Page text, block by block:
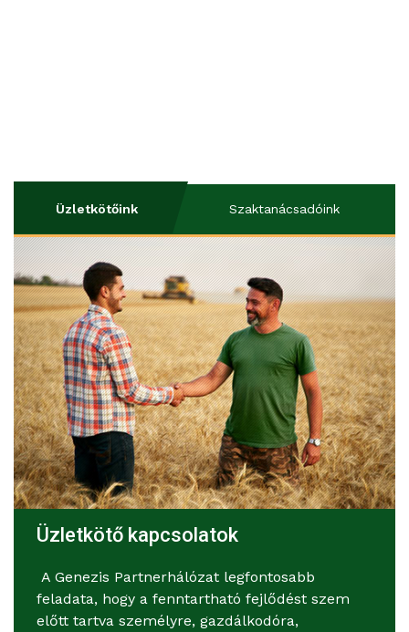
Üzletkötőink Szaktanácsadóink
Üzletkötő kapcsolatok
A Genezis Partnerhálózat legfontosabb
feladata, hogy a fenntartható fejlődést szem
előtt tartva személyre, gazdálkodóra,